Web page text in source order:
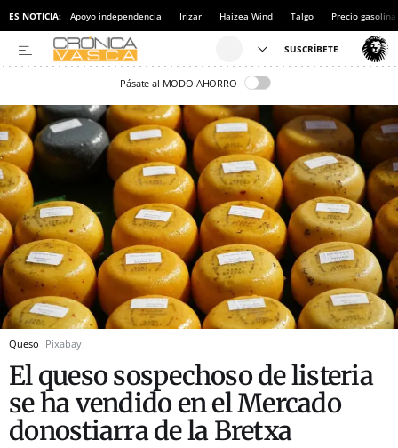
ES NOTICIA: Apoyo independencia Irizar Haizea Wind Talgo Precio gasolina
Pásate al MODO AHORRO
Queso Pixabay
El queso sospechoso de listeria
se ha vendido en el Mercado
donostiarra de la Bretxa